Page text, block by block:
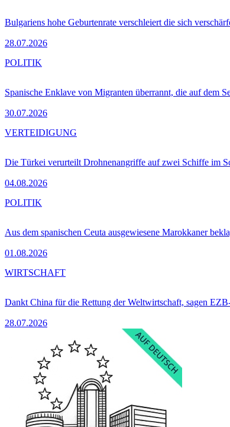
Bulgariens hohe Geburtenrate verschleiert die sich
28.07.2026
Spanische Enklave von Migranten überrannt, die auf dem
30.07.2026
POLITIK
Die Türkei verurteilt Drohnenangriffe auf zwei Schiffe im
04.08.2026
VERTEIDIGUNG
Aus dem spanischen Ceuta ausgewiesene Marokkaner
01.08.2026
POLITIK
Dankt China für die Rettung der Weltwirtschaft, sagen
28.07.2026
WIRTSCHAFT